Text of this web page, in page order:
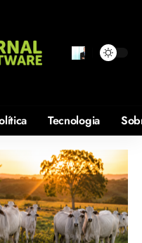
Tecnologia